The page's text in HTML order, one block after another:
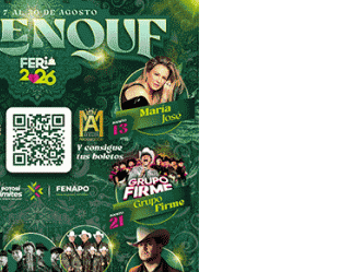
parte del operativo habrá varios cortes
además de que se encargarán de
y actos ilícitos, mediante
de video vigilancia de los
y Control (C-2) y del Centro de
Cómputo, Comunicaciones y
(C-5) de la Ciudad de México.
que se dará información en tiempo
alternativas viales mediante redes